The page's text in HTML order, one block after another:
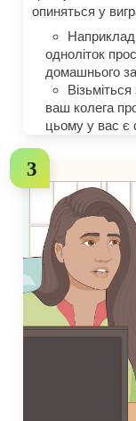
опиняться у
одноліток
домашнього
ваш колега
цьому у вас є